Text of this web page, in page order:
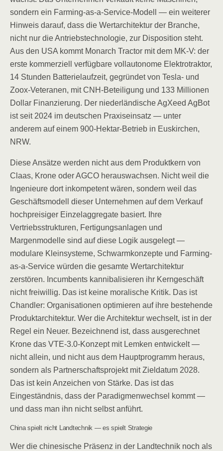
sondern ein Farming-as-a-Service-Modell — ein weiterer
Hinweis darauf, dass die Wertarchitektur der Branche,
nicht nur die Antriebstechnologie, zur Disposition steht.
Aus den USA kommt Monarch Tractor mit dem MK-V: der
erste kommerziell verfügbare vollautonome Elektrotraktor,
14 Stunden Batterielaufzeit, gegründet von Tesla- und
Zoox-Veteranen, mit CNH-Beteiligung und 133 Millionen
Dollar Finanzierung. Der niederländische AgXeed AgBot
ist seit 2024 im deutschen Praxiseinsatz — unter
anderem auf einem 900-Hektar-Betrieb in Euskirchen,
NRW.
Diese Ansätze werden nicht aus dem Produktkern von
Claas, Krone oder AGCO herauswachsen. Nicht weil die
Ingenieure dort inkompetent wären, sondern weil das
Geschäftsmodell dieser Unternehmen auf dem Verkauf
hochpreisiger Einzelaggregate basiert. Ihre
Vertriebsstrukturen, Fertigungsanlagen und
Margenmodelle sind auf diese Logik ausgelegt —
modulare Kleinsysteme, Schwarmkonzepte und Farming-
as-a-Service würden die gesamte Wertarchitektur
zerstören. Incumbents kannibalisieren ihr Kerngeschäft
nicht freiwillig. Das ist keine moralische Kritik. Das ist
Chandler: Organisationen optimieren auf ihre bestehende
Produktarchitektur. Wer die Architektur wechselt, ist in der
Regel ein Neuer. Bezeichnend ist, dass ausgerechnet
Krone das VTE-3.0-Konzept mit Lemken entwickelt —
nicht allein, und nicht aus dem Hauptprogramm heraus,
sondern als Partnerschaftsprojekt mit Zieldatum 2028.
Das ist kein Anzeichen von Stärke. Das ist das
Eingeständnis, dass der Paradigmenwechsel kommt —
und dass man ihn nicht selbst anführt.
China spielt nicht Landtechnik — es spielt Strategie
Wer die chinesische Präsenz in der Landtechnik noch als